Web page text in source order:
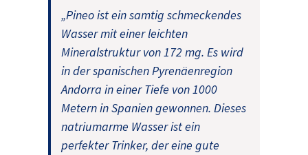
„Pineo ist ein samtig schmeckendes
Wasser mit einer leichten
Mineralstruktur von 172 mg. Es wird
in der spanischen Pyrenäenregion
Andorra in einer Tiefe von 1000
Metern in Spanien gewonnen. Dieses
natriumarme Wasser ist ein
perfekter Trinker, der eine gute